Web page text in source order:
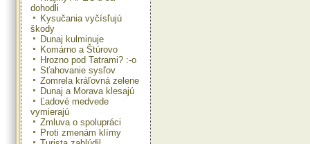
dohodli
Kysučania vyčísľujú
škody
Dunaj kulminuje
Komárno a Štúrovo
Hrozno pod Tatrami? :-o
Sťahovanie sysľov
Zomrela kráľovná zelene
Dunaj a Morava klesajú
Ľadové medvede
vymierajú
Zmluva o spolupráci
Proti zmenám klímy